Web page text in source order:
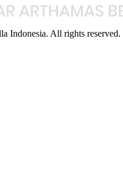
Indonesia. All rights reserved.